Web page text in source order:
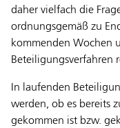
daher vielfach die
ordnungsgemäß zu
kommenden Wochen
Beteiligungsverfahren
In laufenden
werden, ob es bereits
gekommen ist bzw.